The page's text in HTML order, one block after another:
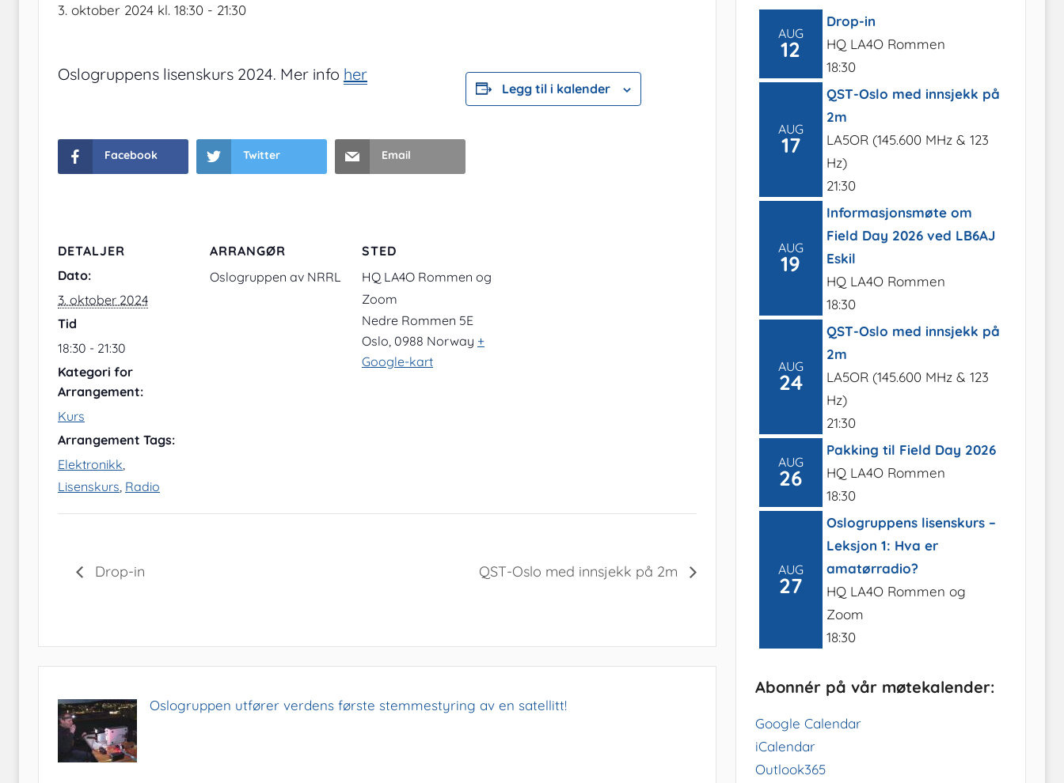
3. oktober 2024 kl. 18:30 - 21:30
Oslogruppens lisenskurs 2024. Mer info her
Facebook Twitter Email
Legg til i kalender
DETALJER
Dato:
3. oktober 2024
Tid
18:30 - 21:30
Kategori for
Arrangement:
Kurs
Arrangement Tags:
Elektronikk
Lisenskurs Radio
ARRANGØR
Oslogruppen av NRRL
STED
HQ LA4O Rommen og
Zoom
Nedre Rommen 5E
Oslo 0988 Norway +
Google-kart
Drop-in QST-Oslo med innsjekk på 2m
Oslogruppen utfører verdens første stemmestyring av en satellitt!
AUG
12
Drop-in
HQ LA4O Rommen
18:30
AUG
17
QST-Oslo med innsjekk på
2m
LA5OR (145.600 MHz & 123
Hz)
21:30
AUG
19
Informasjonsmøte om
Field Day 2026 ved LB6AJ
Eskil
HQ LA4O Rommen
18:30
AUG
24
QST-Oslo med innsjekk på
2m
LA5OR (145.600 MHz & 123
Hz)
21:30
AUG
26
Pakking til Field Day 2026
HQ LA4O Rommen
18:30
AUG
27
Oslogruppens lisenskurs –
Leksjon 1: Hva er
amatørradio?
HQ LA4O Rommen og
Zoom
18:30
Abonnér på vår møtekalender:
Google Calendar
iCalendar
Outlook365